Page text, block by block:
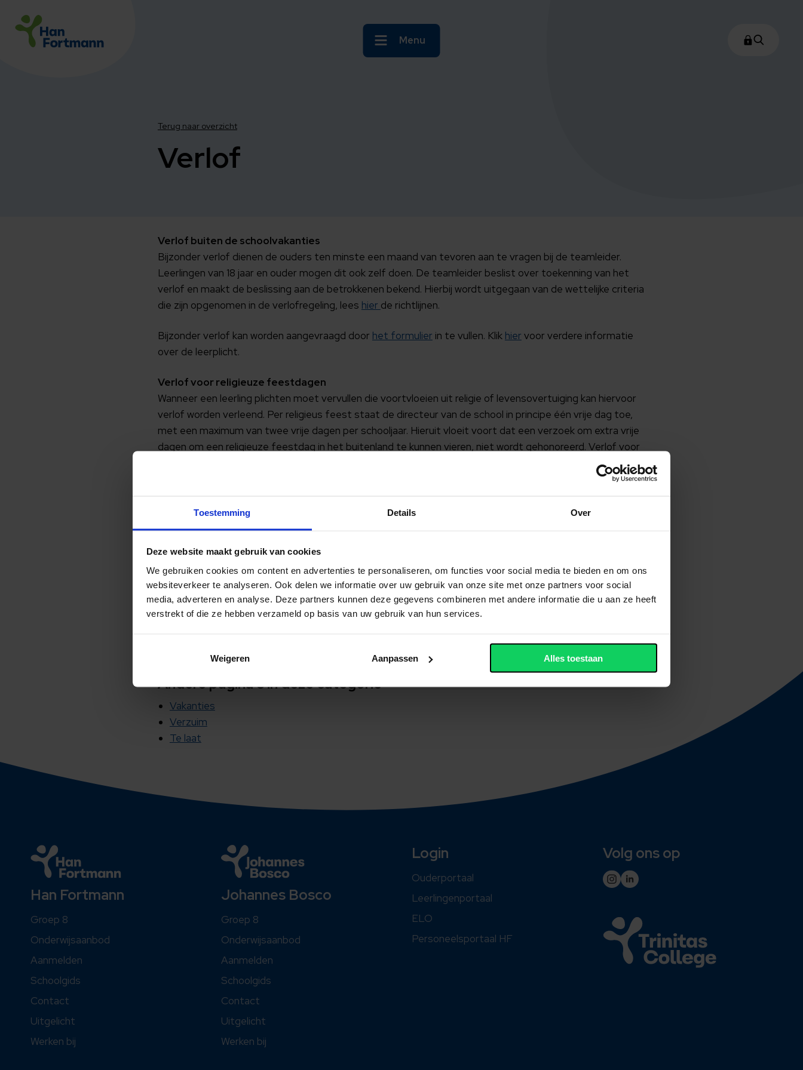
Toestemming Details Over
Deze website maakt gebruik van cookies
We gebruiken cookies om content en advertenties te personaliseren, om functies voor social media te bieden en om ons
websiteverkeer te analyseren. Ook delen we informatie over uw gebruik van onze site met onze partners voor social
media, adverteren en analyse. Deze partners kunnen deze gegevens combineren met andere informatie die u aan ze heeft
verstrekt of die ze hebben verzameld op basis van uw gebruik van hun services.
Weigeren Aanpassen Alles toestaan
Menu
Terug naar overzicht
Verlof
Verlof buiten de schoolvakanties
Bijzonder verlof dienen de ouders ten minste een maand van tevoren aan te vragen bij de teamleider.
Leerlingen van 18 jaar en ouder mogen dit ook zelf doen. De teamleider beslist over toekenning van het
verlof en maakt de beslissing aan de betrokkenen bekend. Hierbij wordt uitgegaan van de wettelijke criteria
die zijn opgenomen in de verlofregeling, lees hier de richtlijnen.
Bijzonder verlof kan worden aangevraagd door het formulier in te vullen. Klik hier voor verdere informatie
over de leerplicht.
Verlof voor religieuze feestdagen
Wanneer een leerling plichten moet vervullen die voortvloeien uit religie of levensovertuiging kan hiervoor
verlof worden verleend. Per religieus feest staat de directeur van de school in principe één vrije dag toe,
met een maximum van twee vrije dagen per schooljaar. Hieruit vloeit voort dat een verzoek om extra vrije
dagen om een religieuze feestdag in het buitenland te kunnen vieren, niet wordt gehonoreerd. Verlof voor
een leerling vanwege een religieuze feestdag dient ten minste twee dagen van tevoren door één van de
ouders aan de directeur te worden gemeld door een absentiemelding via het ouderportaal door te geven.
Verlof voor bezoek aan vervolgopleiding
open dag) kan mij opmerkingen in het ouderportaal aangegeven worden om wat voor een studieactiviteit
het gaat en bij welke onderwijsinstelling. Verlof wordt alleen toegekend buiten de toetsweken en andere
toetsmomenten om.
Topsportregeling
dient door de ouders als buitengewoon verlof aangevraagd te worden via het formulier.
Andere pagina's in deze categorie
Vakanties
Verzuim
Te laat
Han Fortmann
Groep 8
Onderwijsaanbod
Aanmelden
Schoolgids
Contact
Uitgelicht
Werken bij
Johannes Bosco
Groep 8
Onderwijsaanbod
Aanmelden
Schoolgids
Contact
Uitgelicht
Werken bij
Login
Ouderportaal
Leerlingenportaal
ELO
Personeelsportaal HF
Volg ons op